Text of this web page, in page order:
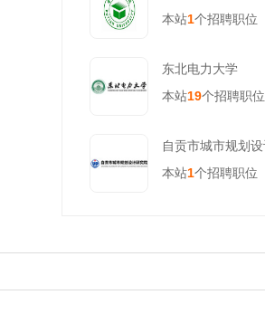
本站1个招聘职位
东北电力大学
本站19个招聘职位
本站1个招聘职位